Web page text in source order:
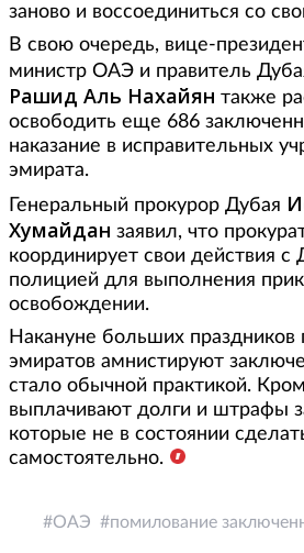
заново и воссоединиться со
В свою очередь, вице-
министр ОАЭ и правитель
Рашид Аль Нахайян также
освободить еще 686
наказание в исправительных
эмирата.
Генеральный прокурор Дубая
Хумайдан заявил, что
координирует свои действия с
полицией для выполнения
освобождении.
Накануне больших праздников
эмиратов амнистируют
стало обычной практикой.
выплачивают долги и штрафы
которые не в состоянии
самостоятельно.
ОАЭ помилование